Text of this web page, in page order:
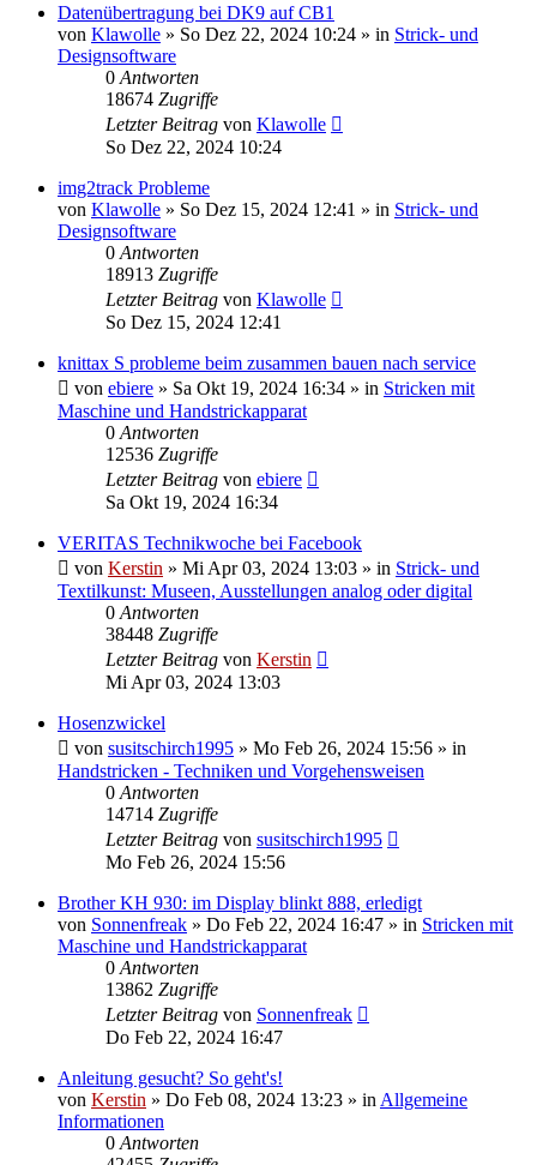
Datenübertragung bei DK9 auf CB1
von Klawolle » So Dez 22, 2024 10:24 » in Strick- und
Designsoftware
0 Antworten
18674 Zugriffe
Letzter Beitrag von Klawolle
So Dez 22, 2024 10:24
img2track Probleme
von Klawolle » So Dez 15, 2024 12:41 » in Strick- und
Designsoftware
0 Antworten
18913 Zugriffe
Letzter Beitrag von Klawolle
So Dez 15, 2024 12:41
knittax S probleme beim zusammen bauen nach service
von ebiere » Sa Okt 19, 2024 16:34 » in Stricken mit
Maschine und Handstrickapparat
0 Antworten
12536 Zugriffe
Letzter Beitrag von ebiere
Sa Okt 19, 2024 16:34
VERITAS Technikwoche bei Facebook
von Kerstin » Mi Apr 03, 2024 13:03 » in Strick- und
Textilkunst: Museen, Ausstellungen analog oder digital
0 Antworten
38448 Zugriffe
Letzter Beitrag von Kerstin
Mi Apr 03, 2024 13:03
Hosenzwickel
von susitschirch1995 » Mo Feb 26, 2024 15:56 » in
Handstricken - Techniken und Vorgehensweisen
0 Antworten
14714 Zugriffe
Letzter Beitrag von susitschirch1995
Mo Feb 26, 2024 15:56
Brother KH 930: im Display blinkt 888, erledigt
von Sonnenfreak » Do Feb 22, 2024 16:47 » in Stricken mit
Maschine und Handstrickapparat
0 Antworten
13862 Zugriffe
Letzter Beitrag von Sonnenfreak
Do Feb 22, 2024 16:47
Anleitung gesucht? So geht's!
von Kerstin » Do Feb 08, 2024 13:23 » in Allgemeine
Informationen
0 Antworten